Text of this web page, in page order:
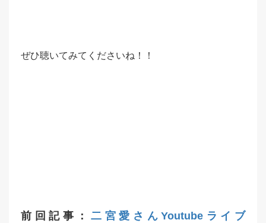
ぜひ聴いてみてくださいね！！
前回記事：二宮愛さんYoutubeライブ